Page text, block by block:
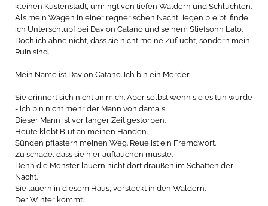
kleinen Küstenstadt, umringt von tiefen Wäldern und Schluchten.
Als mein Wagen in einer regnerischen Nacht liegen bleibt, finde
ich Unterschlupf bei Davion Catano und seinem Stiefsohn Lato.
Doch ich ahne nicht, dass sie nicht meine Zuflucht, sondern mein
Ruin sind.
Mein Name ist Davion Catano. Ich bin ein Mörder.
Sie erinnert sich nicht an mich. Aber selbst wenn sie es tun würde
- ich bin nicht mehr der Mann von damals.
Dieser Mann ist vor langer Zeit gestorben.
Heute klebt Blut an meinen Händen.
Sünden pflastern meinen Weg. Reue ist ein Fremdwort.
Zu schade, dass sie hier auftauchen musste.
Denn die Monster lauern nicht dort draußen im Schatten der
Nacht.
Sie lauern in diesem Haus, versteckt in den Wäldern.
Der Winter kommt.